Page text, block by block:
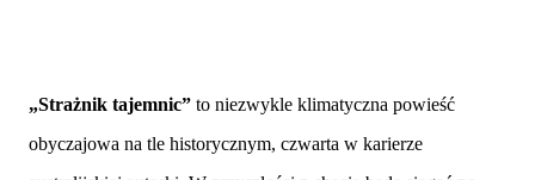
„Strażnik tajemnic” to niezwykle klimatyczna powieść
obyczajowa na tle historycznym, czwarta w karierze